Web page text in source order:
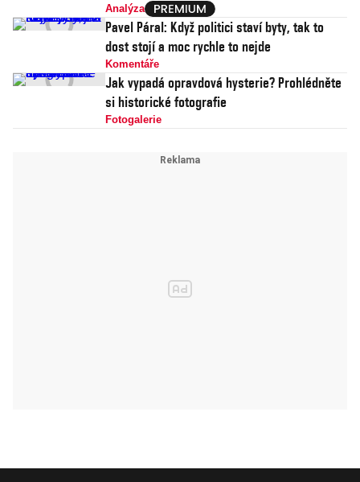
Analýza
Pavel Páral: Když politici staví byty, tak to
dost stojí a moc rychle to nejde
Komentáře
Jak vypadá opravdová hysterie? Prohlédněte
si historické fotografie
Fotogalerie